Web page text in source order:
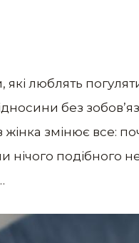
які люблять
без
жінка змінює все:
нічого подібного